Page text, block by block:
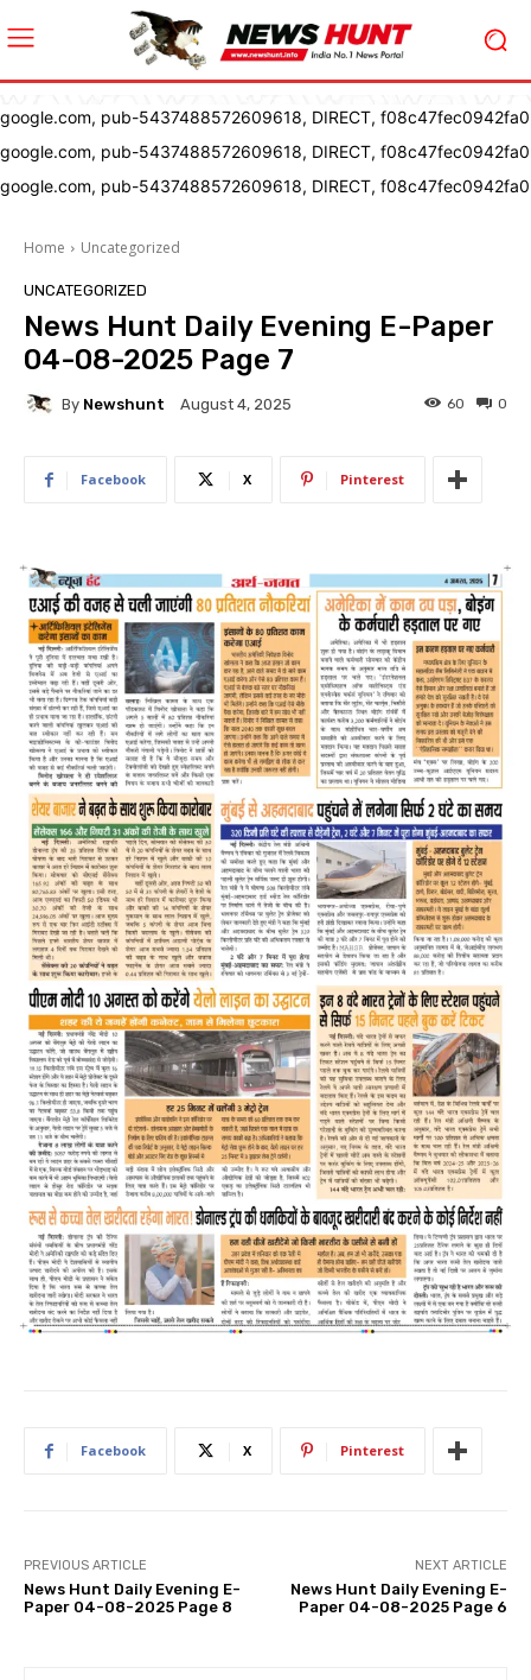
google.com, pub-5437488572609618, DIRECT, f08c47fec0942fa0
google.com, pub-5437488572609618, DIRECT, f08c47fec0942fa0
google.com, pub-5437488572609618, DIRECT, f08c47fec0942fa0
Home Uncategorized
UNCATEGORIZED
News Hunt Daily Evening E-Paper
04-08-2025 Page 7
By Newshunt August 4, 2025 0
60
Facebook X Pinterest
Facebook X Pinterest
PREVIOUS ARTICLE
News Hunt Daily Evening E-
Paper 04-08-2025 Page 8
NEXT ARTICLE
News Hunt Daily Evening E-
Paper 04-08-2025 Page 6